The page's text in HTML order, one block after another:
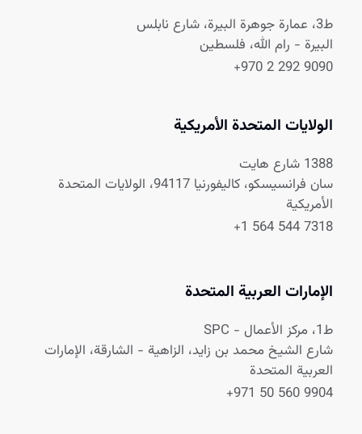
ط3، عمارة جوهرة البيرة، شارع نابلس
البيرة - رام الله، فلسطين
+970 2 292 9090
الولايات المتحدة الأمريكية
1388 شارع هايت
سان فرانسيسكو، كاليفورنيا 94117، الولايات المتحدة
الأمريكية
+1 564 544 7318
الإمارات العربية المتحدة
ط1، مركز الأعمال - SPC
شارع الشيخ محمد بن زايد، الزاهية - الشارقة، الإمارات
العربية المتحدة
+971 50 560 9904